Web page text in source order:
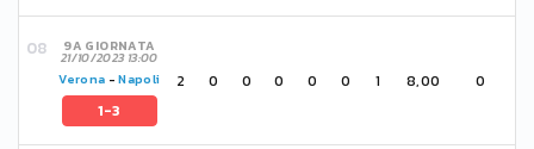
9A GIORNATA
21/10/2023 13:00
Verona -Napoli
1-3
2 0 0 0 0 0 1 8,00 0